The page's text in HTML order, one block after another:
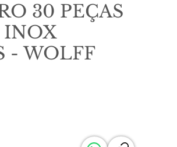
30 PEÇAS
INOX
- WOLFF